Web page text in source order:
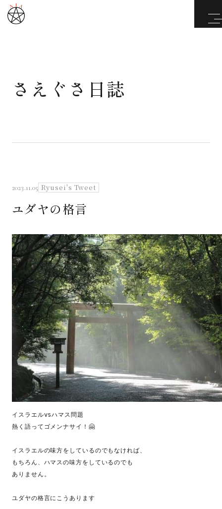
武道と医道
さえぐさ日誌
映像庫
著書
Godo AIAとは
お知らせ
特定商取引法に基づく表記
さえぐさ日誌
2023.11.05 Ryusei's Tweet
ユダヤの格言
イスラエルvsハマス問題
熱く語ってゴメンナサイ！🤗
イスラエルの味方をしているのでもなければ、
もちろん、ハマスの味方をしているのでも
ありません。
ユダヤの格言にこうあります